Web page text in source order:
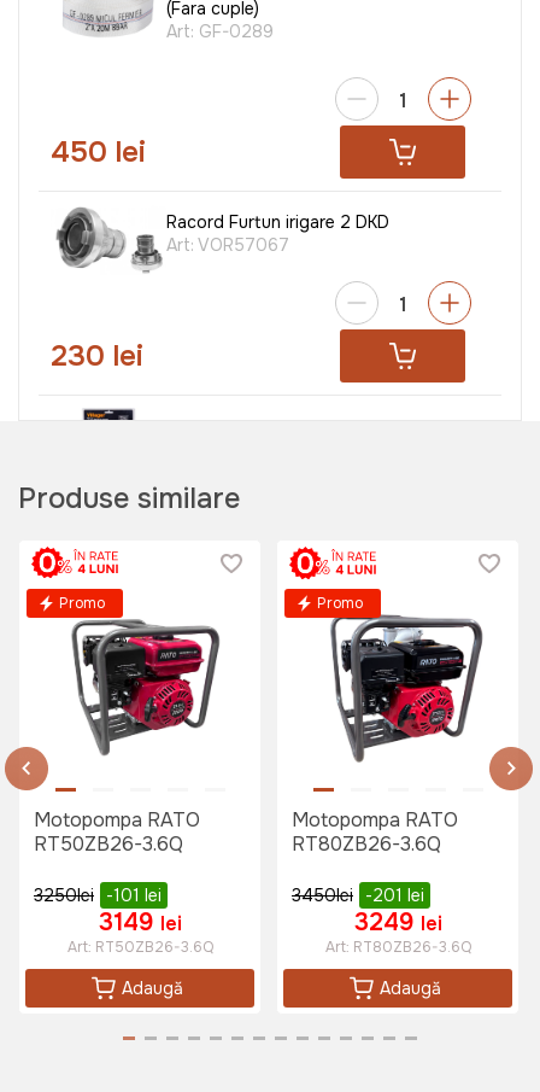
(Fara cuple)
Art: GF-0289
450 lei
Racord Furtun irigare 2 DKD
Art: VOR57067
230 lei
125 lei
Produse similare
Promo
Motopompa RATO
RT50ZB26-3.6Q
3250lei -101 lei
3149 lei
Art: RT50ZB26-3.6Q
Adaugă
Promo
Motopompa RATO
RT80ZB26-3.6Q
3450lei -201 lei
3249 lei
Art: RT80ZB26-3.6Q
Adaugă